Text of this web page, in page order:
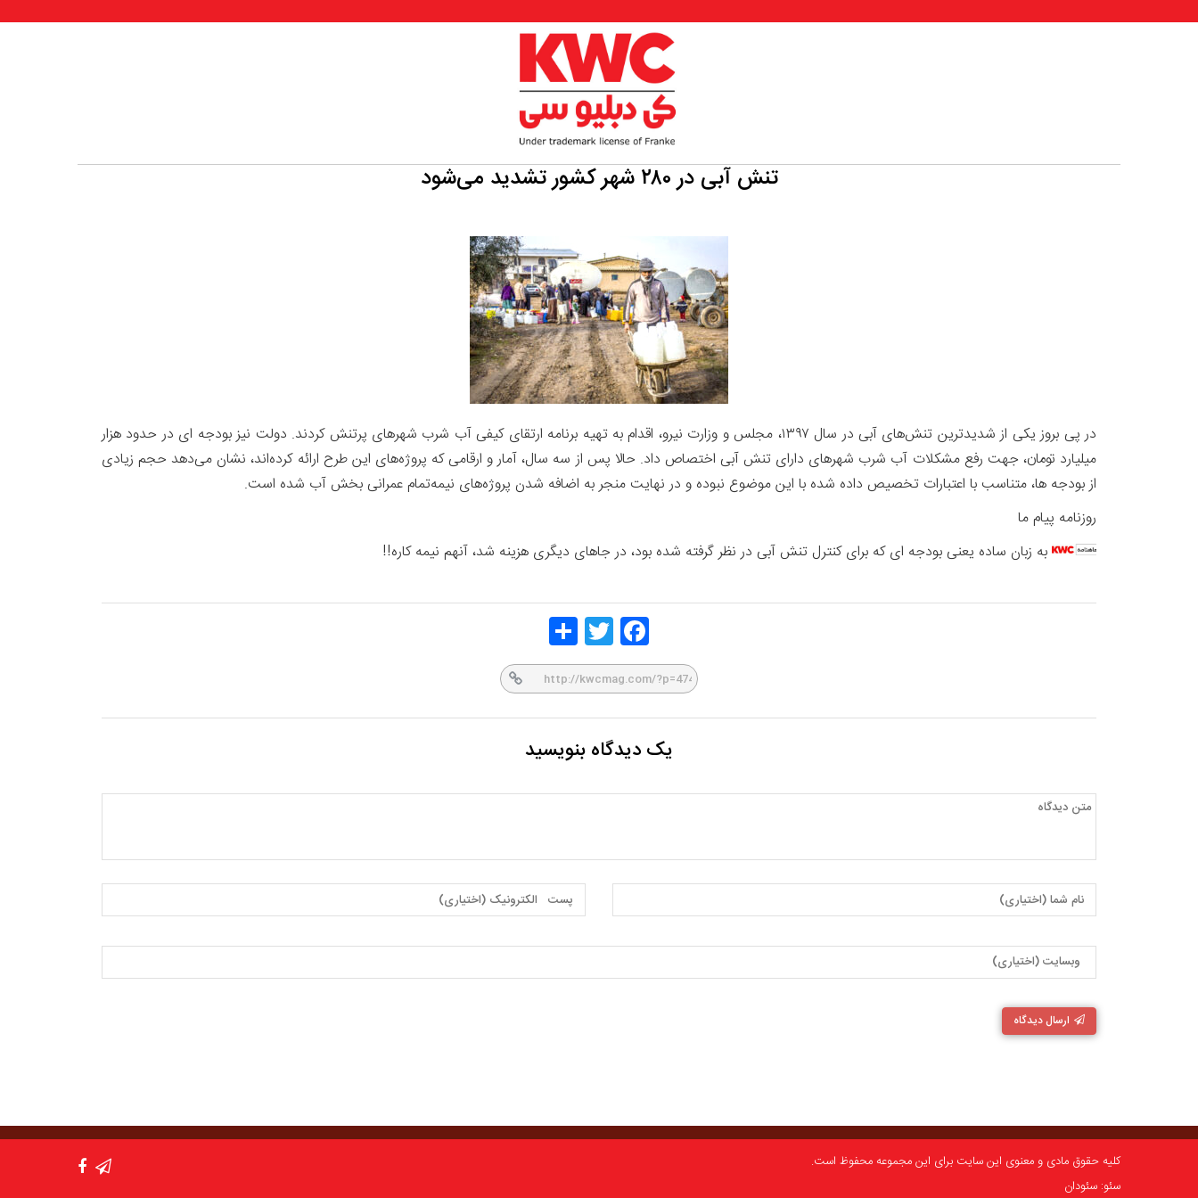
تنش آبی در ۲۸۰ شهر کشور تشدید می‌شود
در پی بروز یکی از شدیدترین تنش‌های آبی در سال ۱۳۹۷، مجلس و وزارت نیرو، اقدام به تهیه برنامه ارتقای کیفی آب شرب شهرهای پرتنش کردند. دولت نیز بودجه ای در حدود هزار
میلیارد تومان، جهت رفع مشکلات آب شرب شهرهای دارای تنش آبی اختصاص داد. حالا پس از سه سال، آمار و ارقامی که پروژه‌های این طرح ارائه کرده‌اند، نشان می‌دهد حجم زیادی
از بودجه ها، متناسب با اعتبارات تخصیص داده شده با این موضوع نبوده و در نهایت منجر به اضافه شدن پروژه‌های نیمه‌تمام عمرانی بخش آب شده است.
روزنامه پیام ما
به زبان ساده یعنی بودجه ای که برای کنترل تنش آبی در نظر گرفته شده بود، در جاهای دیگری هزینه شد، آنهم نیمه کاره!!
Face
book
Twitt
er
یک دیدگاه بنویسید
ارسال دیدگاه
کلیه حقوق مادی و معنوی این سایت برای این مجموعه محفوظ است.
سئو: سئودان